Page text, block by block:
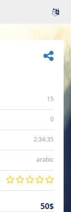
15
0
2:34:35
arabic
50$